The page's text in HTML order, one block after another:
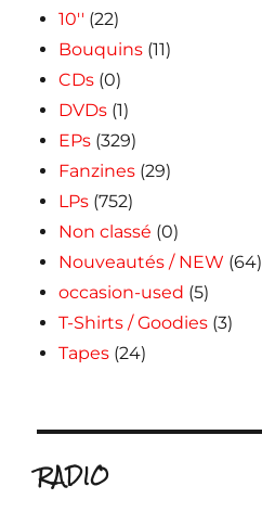
10'' (22)
Bouquins (11)
CDs (0)
DVDs (1)
EPs (329)
Fanzines (29)
LPs (752)
Non classé (0)
Nouveautés / NEW (64)
occasion-used (5)
T-Shirts / Goodies (3)
Tapes (24)
RADIO